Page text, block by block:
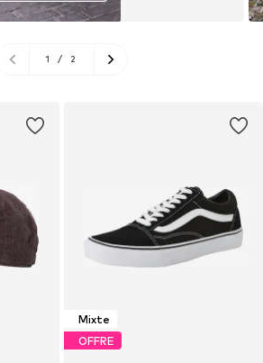
Mixte
OFFRE
1 / 2